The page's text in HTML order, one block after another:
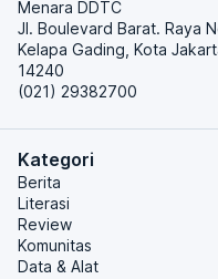
Menara DDTC
Jl. Boulevard Barat. Raya
Kelapa Gading, Kota
14240
(021) 29382700
Kategori
Berita
Literasi
Review
Komunitas
Data & Alat